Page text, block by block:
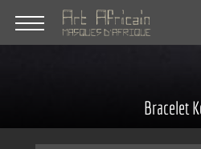
Bracelet